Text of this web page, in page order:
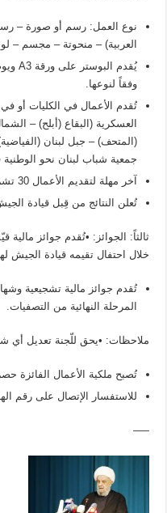
نوع العمل: رسم أو صورة –
العربية) – منحوتة – مجسم –
وفقاً لنوعها.
تُقدم الأعمال في الكليات أو في
العسكرية (البقاع (أبلح) –
(المتحف) – جبل لبنان
جمعية شباب لبنان نحو الوطنية
آخر مهلة لتقديم الأعمال 30 تشرين الثاني 2018 ضمناً.
تُعلن النتائج من قِبل قيادة
ثالثاً: الجوائز: •تُقدم جوائز مالية
خلال احتفال تقيمه قيادة الجيش
تُقدم جوائز مالية تشجيعية
المرحلة النهائية من التصفيات.
ملاحظات: •يحق للّجنة تعديل
تُصبح ملكية الأعمال الفائزة
للاستفسار الإتصال على رقم الهاتف: 70/
—–